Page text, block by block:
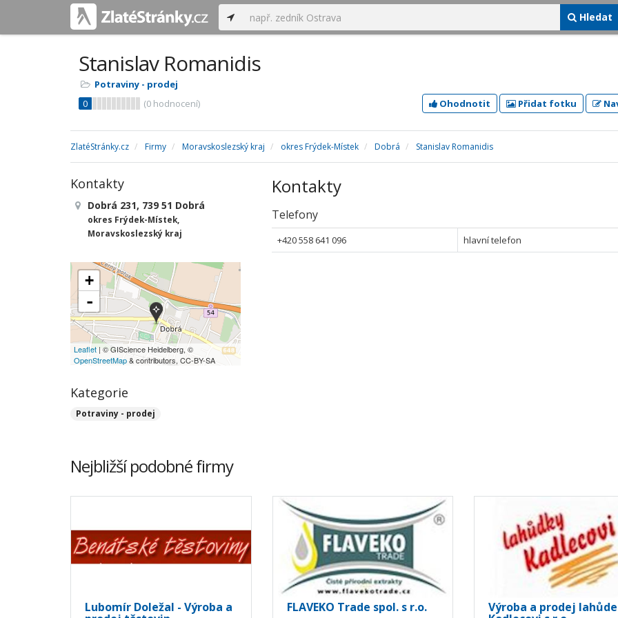
Hledat
Stanislav Romanidis
Potraviny - prodej
0
(0 hodnocení) Ohodnotit Přidat fotku
ZlatéStránky.cz Firmy Moravskoslezský kraj okres Frýdek-Místek Dobrá Stanislav Romanidis
Kontakty
Telefony
+420 558 641 096 hlavní telefon
Kontakty
Dobrá 231, 739 51 Dobrá
okres Frýdek-Místek,
Moravskoslezský kraj
+
-
Leaflet | © GIScience Heidelberg, ©
OpenStreetMap& contributors, CC-BY-SA
Kategorie
Potraviny - prodej
Nejbližší podobné firmy
Lubomír Doležal - Výroba a FLAVEKO Trade spol. s r.o. Výroba a prodej